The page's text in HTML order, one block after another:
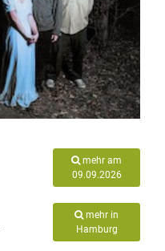
mehr am
09.09.2026
mehr in
Hamburg